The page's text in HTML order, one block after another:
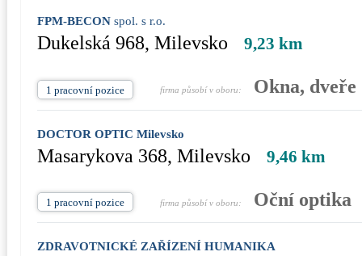
FPM-BECON spol. s r.o.
Dukelská 968, Milevsko 9,23 km
1 pracovní pozice firma působí v oboru: Okna, dveře
DOCTOR OPTIC Milevsko
Masarykova 368, Milevsko 9,46 km
1 pracovní pozice firma působí v oboru: Oční optika
ZDRAVOTNICKÉ ZAŘÍZENÍ HUMANIKA